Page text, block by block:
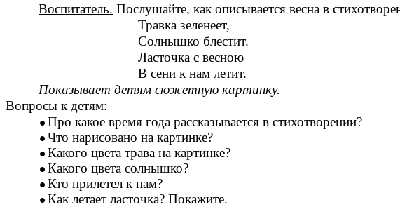
Воспитатель. Послушайте, как описывается весна в
Травка зеленеет,
Солнышко блестит.
Ласточка с весною
В сени к нам летит.
Показывает детям сюжетную картинку.
Вопросы к детям:
Про какое время года рассказывается в стихотворении?
Что нарисовано на картинке?
Какого цвета трава на картинке?
Какого цвета солнышко?
Кто прилетел к нам?
Как летает ласточка? Покажите.